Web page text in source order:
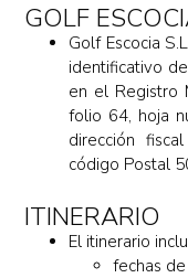
GOLF
Golf Escocia
identificativo
en el Registro
folio 64, hoja
dirección
código Postal
ITINERARIO
El itinerario
fechas